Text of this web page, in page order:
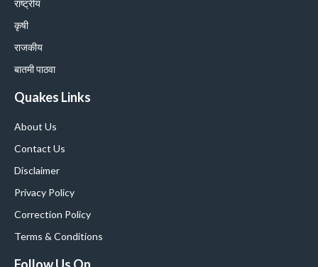
राष्ट्रीय
कृषी
राजकीय
बातमी पाठवा
Quakes Links
About Us
Contact Us
Disclaimer
Privacy Policy
Correction Policy
Terms & Conditions